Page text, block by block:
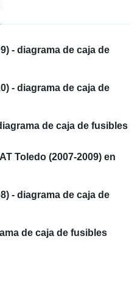
- diagrama de caja de
- diagrama de caja de
de caja de fusibles
Toledo (2007-2009) en
- diagrama de caja de
de caja de fusibles